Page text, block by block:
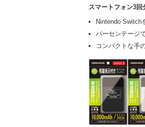
スマートフォン3
Nintendo Switch
パーセンテージ
コンパクトな手